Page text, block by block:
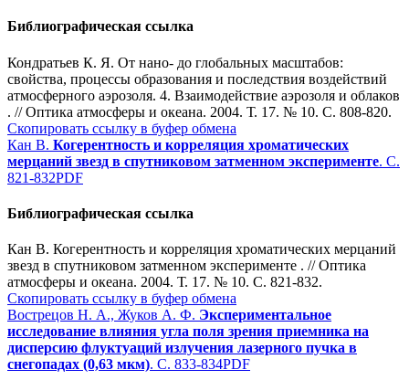
Библиографическая ссылка
Кондратьев К. Я. От нано- до глобальных масштабов:
свойства, процессы образования и последствия воздействий
атмосферного аэрозоля. 4. Взаимодействие аэрозоля и облаков
. // Оптика атмосферы и океана. 2004. Т. 17. № 10. С. 808-820.
Скопировать ссылку в буфер обмена
Кан В. Когерентность и корреляция хроматических
мерцаний звезд в спутниковом затменном эксперименте. С.
821-832PDF
Библиографическая ссылка
Кан В. Когерентность и корреляция хроматических мерцаний
звезд в спутниковом затменном эксперименте . // Оптика
атмосферы и океана. 2004. Т. 17. № 10. С. 821-832.
Скопировать ссылку в буфер обмена
Вострецов Н. А., Жуков А. Ф. Экспериментальное
исследование влияния угла поля зрения приемника на
дисперсию флуктуаций излучения лазерного пучка в
снегопадах (0,63 мкм). С. 833-834PDF